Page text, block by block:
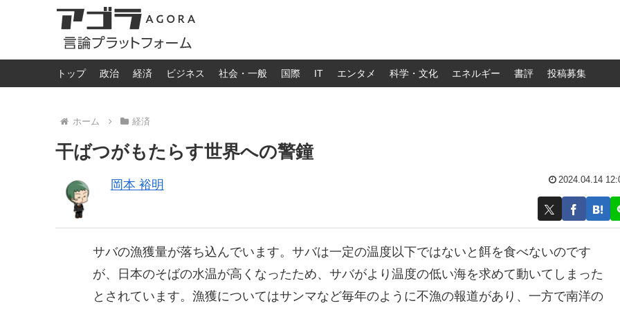
トップ 政治 経済 ビジネス 社会・一般 国際 IT エンタメ 科学・文化 エネルギー 書評 投稿募集
ホーム 経済
干ばつがもたらす世界への警鐘
岡本 裕明 2024.04.14
サバの漁獲量が落ち込んでいます。サバは一定の温度以下ではないと餌を食べないのです
が、日本のそばの水温が高くなったため、サバがより温度の低い海を求めて動いてしまった
とされています。漁獲についてはサンマなど毎年のように不漁の報道があり、一方で南洋の